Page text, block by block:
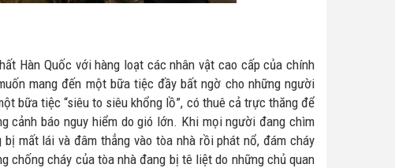
Hàn Quốc với hàng loạt các nhân vật cao cấp của chính
mang đến một bữa tiệc đầy bất ngờ cho những người
bữa tiệc “siêu to siêu khổng lồ”, có thuê cả trực thăng để
cảnh báo nguy hiểm do gió lớn. Khi mọi người đang chìm
mất lái và đâm thẳng vào tòa nhà rồi phát nổ, đám cháy
chống cháy của tòa nhà đang bị tê liệt do những chủ quan